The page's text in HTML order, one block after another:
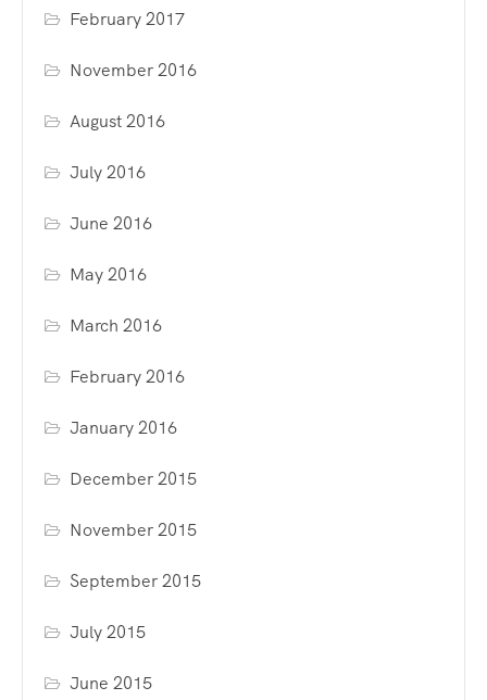
February 2017
November 2016
August 2016
July 2016
June 2016
May 2016
March 2016
February 2016
January 2016
December 2015
November 2015
September 2015
July 2015
June 2015